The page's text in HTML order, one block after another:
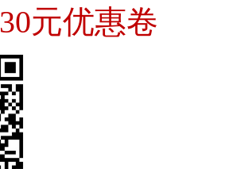
30元优惠卷